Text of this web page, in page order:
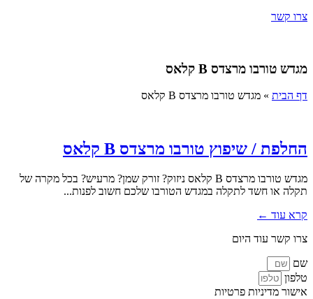
צרו קשר
מגדש טורבו מרצדס B קלאס
דף הבית » מגדש טורבו מרצדס B קלאס
החלפת / שיפוץ טורבו מרצדס B קלאס
מגדש טורבו מרצדס B קלאס ניזוק? זורק שמן? מרעיש? בכל מקרה של
תקלה או חשד לתקלה במגדש הטורבו שלכם חשוב לפנות...
קרא עוד ←
צרו קשר עוד היום
שם
טלפון
אישור מדיניות פרטיות